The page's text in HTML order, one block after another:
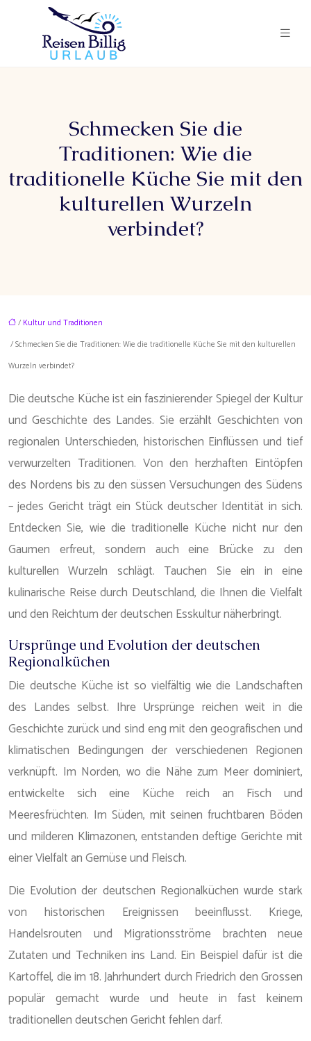
Schmecken Sie die
Traditionen: Wie die
traditionelle Küche Sie mit den
kulturellen Wurzeln
verbindet?
/ Kultur und Traditionen
/ Schmecken Sie die Traditionen: Wie die traditionelle Küche Sie mit den kulturellen
Wurzeln verbindet?
Die deutsche Küche ist ein faszinierender Spiegel der Kultur
und Geschichte des Landes. Sie erzählt Geschichten von
regionalen Unterschieden, historischen Einflüssen und tief
verwurzelten Traditionen. Von den herzhaften Eintöpfen
des Nordens bis zu den süssen Versuchungen des Südens
– jedes Gericht trägt ein Stück deutscher Identität in sich.
Entdecken Sie, wie die traditionelle Küche nicht nur den
Gaumen erfreut, sondern auch eine Brücke zu den
kulturellen Wurzeln schlägt. Tauchen Sie ein in eine
kulinarische Reise durch Deutschland, die Ihnen die Vielfalt
und den Reichtum der deutschen Esskultur näherbringt.
Ursprünge und Evolution der deutschen
Regionalküchen
Die deutsche Küche ist so vielfältig wie die Landschaften
des Landes selbst. Ihre Ursprünge reichen weit in die
Geschichte zurück und sind eng mit den geografischen und
klimatischen Bedingungen der verschiedenen Regionen
verknüpft. Im Norden, wo die Nähe zum Meer dominiert,
entwickelte sich eine Küche reich an Fisch und
Meeresfrüchten. Im Süden, mit seinen fruchtbaren Böden
und milderen Klimazonen, entstanden deftige Gerichte mit
einer Vielfalt an Gemüse und Fleisch.
Die Evolution der deutschen Regionalküchen wurde stark
von historischen Ereignissen beeinflusst. Kriege,
Handelsrouten und Migrationsströme brachten neue
Zutaten und Techniken ins Land. Ein Beispiel dafür ist die
Kartoffel, die im 18. Jahrhundert durch Friedrich den Grossen
populär gemacht wurde und heute in fast keinem
traditionellen deutschen Gericht fehlen darf.